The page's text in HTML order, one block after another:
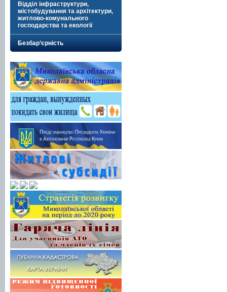
Відділ інфраструктури,
містобудування та архітектури,
житлово-комунального
господарства та екології
Безбар’єрність